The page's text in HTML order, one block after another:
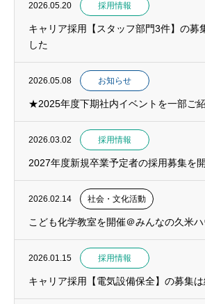
2026.05.20 採用情報
キャリア採用【スタッフ部門3件】の募
した
2026.05.08 お知らせ
★2025年度下期社内イベントを一部ご
2026.03.02 採用情報
2027年度新規卒業予定者の採用募集を
2026.02.14 社会・文化活動
こども化学教室を開催＠みんなの久米ハ
2026.01.15 採用情報
キャリア採用【電気設備保全】の募集